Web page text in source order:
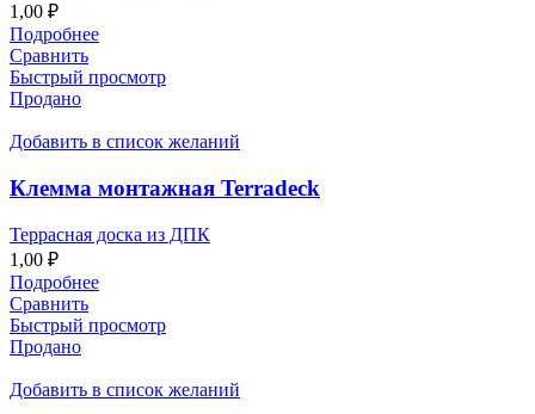
1,00 ₽
Подробнее
Сравнить
Быстрый просмотр
Продано
Добавить в список желаний
Клемма монтажная Terradeck
Террасная доска из ДПК
1,00 ₽
Подробнее
Сравнить
Быстрый просмотр
Продано
Добавить в список желаний